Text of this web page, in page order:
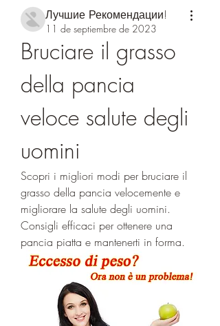
Лучшие Рекомендации!
11 de septiembre de 2023
Bruciare il grasso
della pancia
veloce salute degli
uomini
Scopri i migliori modi per bruciare il
grasso della pancia velocemente e
migliorare la salute degli uomini.
Consigli efficaci per ottenere una
pancia piatta e mantenerti in forma.